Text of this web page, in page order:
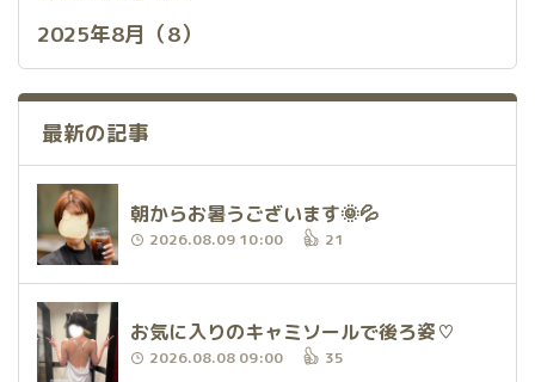
2025年8月（8）
最新の記事
朝からお暑うございます🌞💦
2026.08.09 10:00 21
お気に入りのキャミソールで後ろ姿♡
2026.08.08 09:00 35